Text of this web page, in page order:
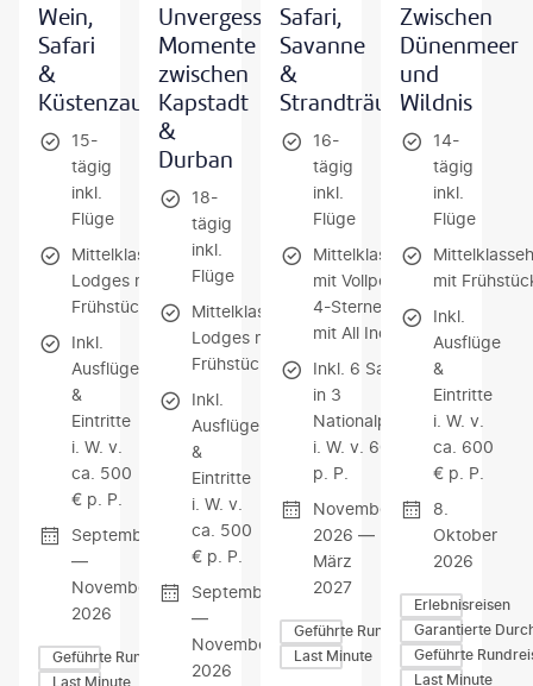
Wein,
Safari
&
Küstenzauber
15-
tägig
inkl.
Flüge
Mittelklassehotels/-
Lodges mit
Frühstück
Inkl.
Ausflüge
&
Eintritte
i. W. v.
ca. 500
€ p. P.
September
—
November
2026
Geführte Rundreisen
Last Minute
Unvergessliche
Momente
zwischen
Kapstadt
&
Durban
18-
tägig
inkl.
Flüge
Mittelklassehotels/-
Lodges mit
Frühstück
Inkl.
Ausflüge
&
Eintritte
i. W. v.
ca. 500
€ p. P.
September
—
November
2026
Safari,
Savanne
&
Strandträume
16-
tägig
inkl.
Flüge
Mittelklasselodges
mit Vollpension /
4-Sterne-Hotel
mit All Inclusive
Inkl. 6 Safaris
in 3
Nationalparks
i. W. v. 600 €
p. P.
November
2026 —
März
2027
Geführte Rundreisen
Last Minute
Zwischen
Dünenmeer
und
Wildnis
14-
tägig
inkl.
Flüge
mit
Inkl.
Ausflüge
&
Eintritte
i. W. v.
ca. 600
€ p. P.
8.
Oktober
2026
Erlebnisreisen
Garantierte
Geführte
Last Minute